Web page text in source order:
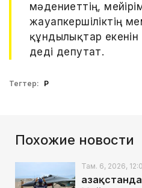
мәдениеттің,
жауапкершіліктің
құндылықтар
деді депутат.
Тегтер: ҚР
Похожие новости
Там. 6, 2026,